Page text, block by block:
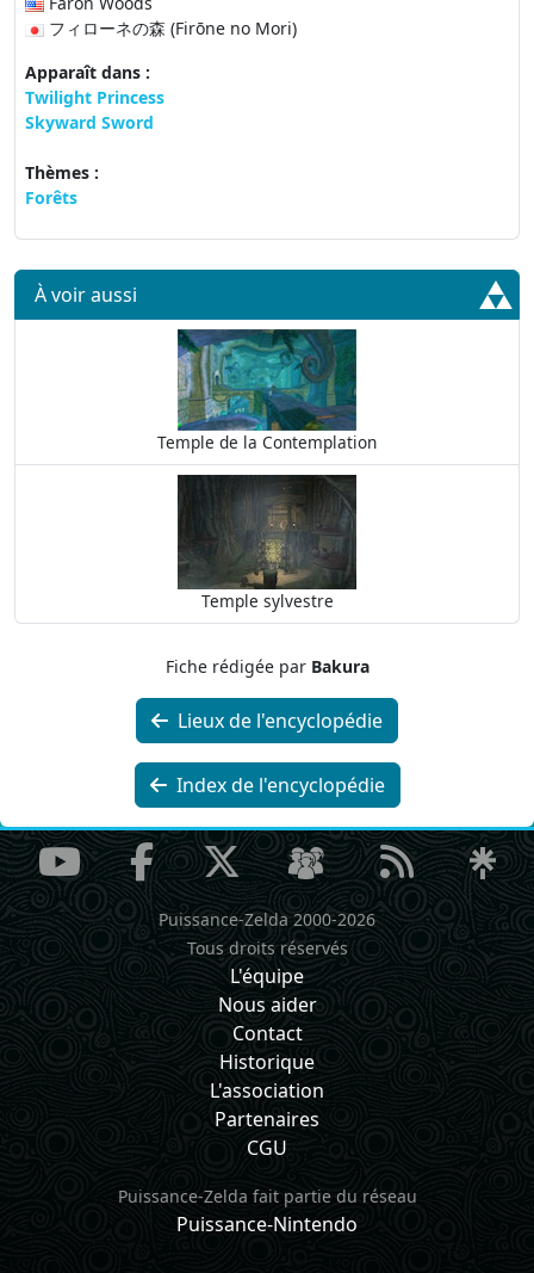
フィローネの森 (Firōne no Mori)
Apparaît dans :
Twilight Princess
Skyward Sword
Thèmes :
Forêts
À voir aussi
Temple de la Contemplation
Temple sylvestre
Fiche rédigée par Bakura
Lieux de l'encyclopédie
Index de l'encyclopédie
Puissance-Zelda 2000-2026
Tous droits réservés
L'équipe
Nous aider
Contact
Historique
L'association
Partenaires
CGU
Puissance-Zelda fait partie du réseau
Puissance-Nintendo